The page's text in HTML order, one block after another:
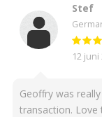
Stef
12 juni
Geoffry was
transaction. Love